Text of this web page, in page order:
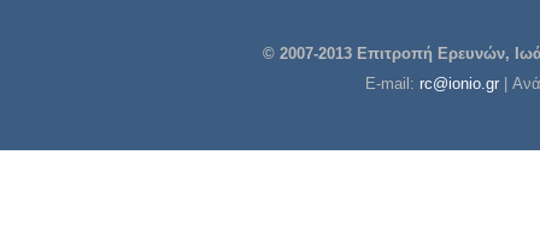
© 2007-2013 Επιτροπή Ερευνών,
E-mail: rc@ionio.gr|